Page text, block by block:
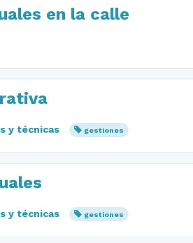
en la calle
y técnicas gestiones
y técnicas gestiones